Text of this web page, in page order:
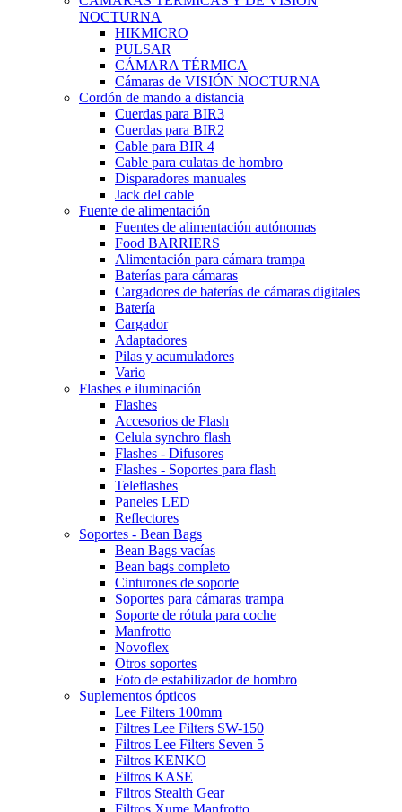
NOCTURNA
HIKMICRO
PULSAR
CÁMARA TÉRMICA
Cámaras de VISIÓN NOCTURNA
Cordón de mando a distancia
Cuerdas para BIR3
Cuerdas para BIR2
Cable para BIR 4
Cable para culatas de hombro
Disparadores manuales
Jack del cable
Fuente de alimentación
Fuentes de alimentación autónomas
Food BARRIERS
Alimentación para cámara trampa
Baterías para cámaras
Cargadores de baterías de cámaras digitales
Batería
Cargador
Adaptadores
Pilas y acumuladores
Vario
Flashes e iluminación
Flashes
Accesorios de Flash
Celula synchro flash
Flashes - Difusores
Flashes - Soportes para flash
Teleflashes
Paneles LED
Reflectores
Soportes - Bean Bags
Bean Bags vacías
Bean bags completo
Cinturones de soporte
Soportes para cámaras trampa
Soporte de rótula para coche
Manfrotto
Novoflex
Otros soportes
Foto de estabilizador de hombro
Suplementos ópticos
Lee Filters 100mm
Filtres Lee Filters SW-150
Filtros Lee Filters Seven 5
Filtros KENKO
Filtros KASE
Filtros Stealth Gear
Filtros Xume Manfrotto